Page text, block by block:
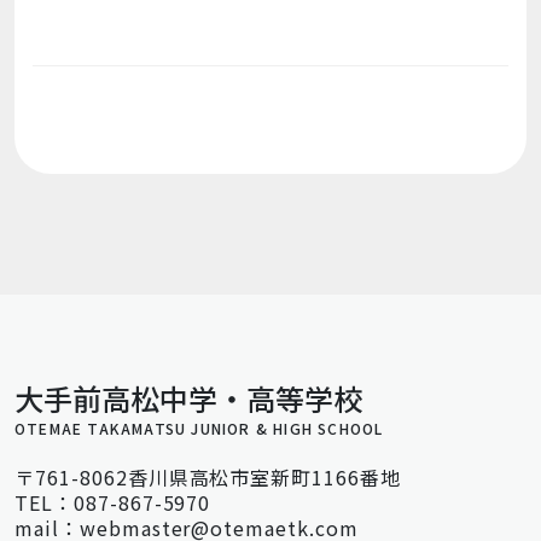
大手前高松中学・高等学校
OTEMAE TAKAMATSU JUNIOR & HIGH SCHOOL
〒761-8062香川県高松市室新町1166番地
TEL：087-867-5970
mail：webmaster@otemaetk.com